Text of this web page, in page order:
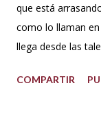
que está
como lo llaman
llega desde las
propiedad de
COMPARTIR